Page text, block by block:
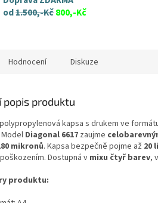
od1.500,-Kč800,-Kč
Hodnocení Diskuze
popis produktu
kapsa s drukem ve
Diagonal 6617 zaujme
mikronů. Kapsa bezpečně pojme až 20
Dostupná vmixu čtyř barev,
produktu: